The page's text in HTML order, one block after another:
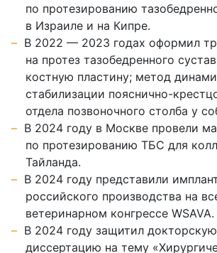
по протезированию
в Израиле и на Кипре.
В 2022 — 2023 годах оформил
на протез тазобедренного
костную пластину; метод
стабилизации пояснично-
отдела позвоночного столба у
В 2024 году в Москве провели
по протезированию ТБС для
Тайланда.
В 2024 году представили
российского производства на
ветеринарном конгрессе WSAVA.
В 2024 году защитил докторскую
диссертацию на тему